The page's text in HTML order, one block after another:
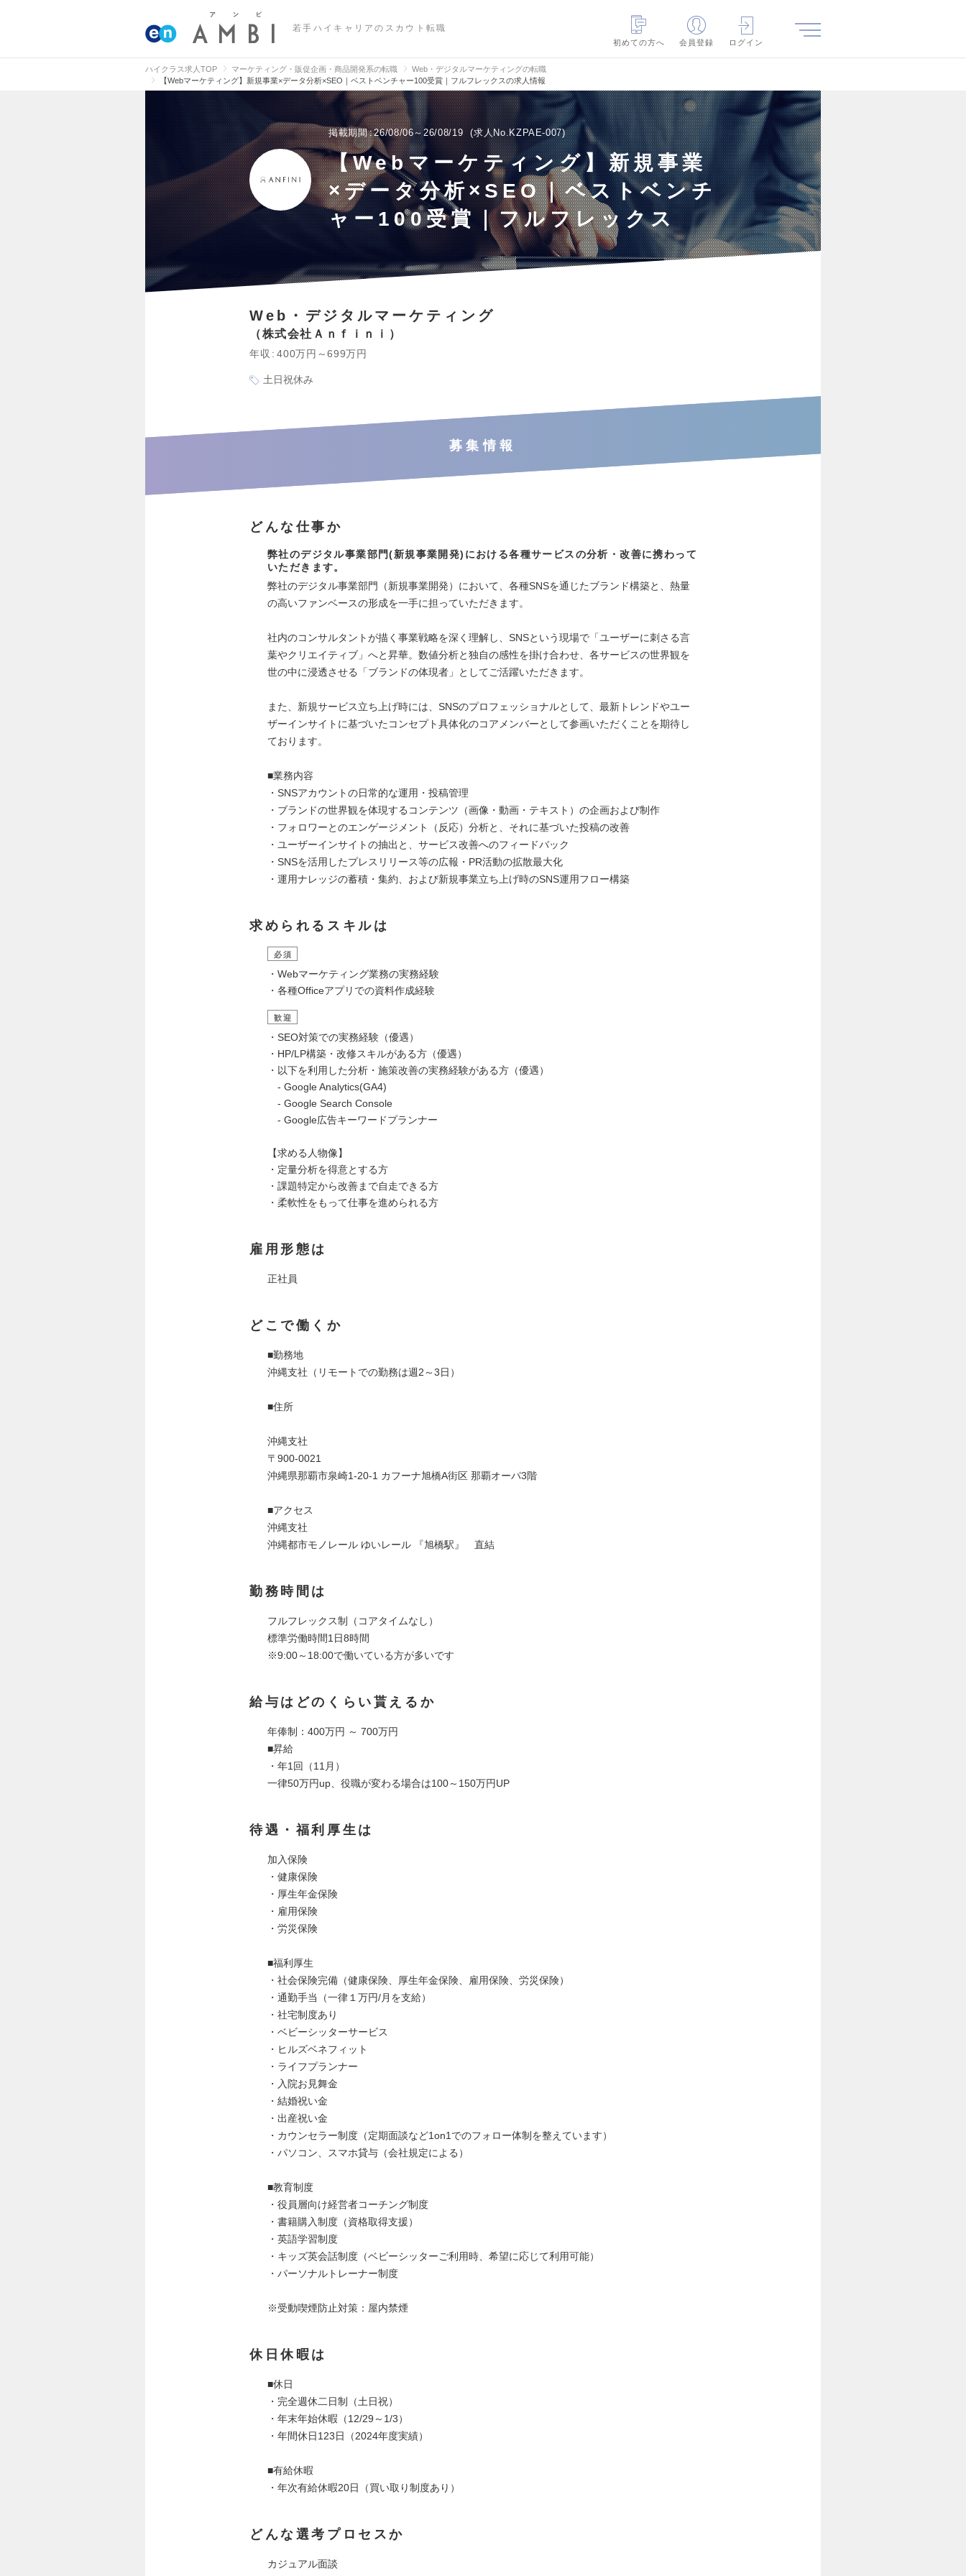
若手ハイキャリアのスカウト転職
初めての方へ
会員登録 ログイン
ハイクラス求人TOP マーケティング・販促企画・商品開発系の転職
Web・デジタルマーケティングの転職
【Webマーケティング】新規事業×データ分析×SEO｜ベストベンチャー100受賞｜フルフレックスの求人情報
掲載期間 26/08/06～26/08/19 求人No.KZPAE-007
【Webマーケティング】新規事業
×データ分析×SEO｜ベストベンチ
ャー100受賞｜フルフレックス
Web・デジタルマーケティング
株式会社Ａｎｆｉｎｉ
年収 400万円～699万円
土日祝休み
募集情報
どんな仕事か
弊社のデジタル事業部門(新規事業開発)における各種サービスの分析・改善に携わって
いただきます。
弊社のデジタル事業部門（新規事業開発）において、各種SNSを通じたブランド構築と、熱量
の高いファンベースの形成を一手に担っていただきます。
社内のコンサルタントが描く事業戦略を深く理解し、SNSという現場で「ユーザーに刺さる言
葉やクリエイティブ」へと昇華。数値分析と独自の感性を掛け合わせ、各サービスの世界観を
世の中に浸透させる「ブランドの体現者」としてご活躍いただきます。
また、新規サービス立ち上げ時には、SNSのプロフェッショナルとして、最新トレンドやユー
ザーインサイトに基づいたコンセプト具体化のコアメンバーとして参画いただくことを期待し
ております。
■業務内容
・SNSアカウントの日常的な運用・投稿管理
・ブランドの世界観を体現するコンテンツ（画像・動画・テキスト）の企画および制作
・フォロワーとのエンゲージメント（反応）分析と、それに基づいた投稿の改善
・ユーザーインサイトの抽出と、サービス改善へのフィードバック
・SNSを活用したプレスリリース等の広報・PR活動の拡散最大化
・運用ナレッジの蓄積・集約、および新規事業立ち上げ時のSNS運用フロー構築
求められるスキルは
必須
・Webマーケティング業務の実務経験
・各種Officeアプリでの資料作成経験
歓迎
・SEO対策での実務経験（優遇）
・HP/LP構築・改修スキルがある方（優遇）
・以下を利用した分析・施策改善の実務経験がある方（優遇）
- Google Analytics(GA4)
- Google Search Console
- Google広告キーワードプランナー
【求める人物像】
・定量分析を得意とする方
・課題特定から改善まで自走できる方
・柔軟性をもって仕事を進められる方
雇用形態は
正社員
どこで働くか
■勤務地
沖縄支社（リモートでの勤務は週2～3日）
■住所
沖縄支社
〒900-0021
沖縄県那覇市泉崎1-20-1 カフーナ旭橋A街区 那覇オーパ3階
■アクセス
沖縄支社
沖縄都市モノレール ゆいレール 『旭橋駅』 直結
勤務時間は
フルフレックス制（コアタイムなし）
標準労働時間1日8時間
※9:00～18:00で働いている方が多いです
給与はどのくらい貰えるか
年俸制：400万円 ～ 700万円
■昇給
・年1回（11月）
一律50万円up、役職が変わる場合は100～150万円UP
待遇・福利厚生は
加入保険
・健康保険
・厚生年金保険
・雇用保険
・労災保険
■福利厚生
・社会保険完備（健康保険、厚生年金保険、雇用保険、労災保険）
・通勤手当（一律１万円/月を支給）
・社宅制度あり
・ベビーシッターサービス
・ヒルズベネフィット
・ライフプランナー
・入院お見舞金
・結婚祝い金
・出産祝い金
・カウンセラー制度（定期面談など1on1でのフォロー体制を整えています）
・パソコン、スマホ貸与（会社規定による）
■教育制度
・役員層向け経営者コーチング制度
・書籍購入制度（資格取得支援）
・英語学習制度
・キッズ英会話制度（ベビーシッターご利用時、希望に応じて利用可能）
・パーソナルトレーナー制度
※受動喫煙防止対策：屋内禁煙
休日休暇は
■休日
・完全週休二日制（土日祝）
・年末年始休暇（12/29～1/3）
・年間休日123日（2024年度実績）
■有給休暇
・年次有給休暇20日（買い取り制度あり）
どんな選考プロセスか
カジュアル面談